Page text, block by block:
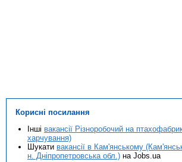
Корисні посилання
Інші вакансії Різноробочий на
харчування)
Шукати вакансії в Кам'янському
н. Дніпропетровська обл.) на Jobs.ua